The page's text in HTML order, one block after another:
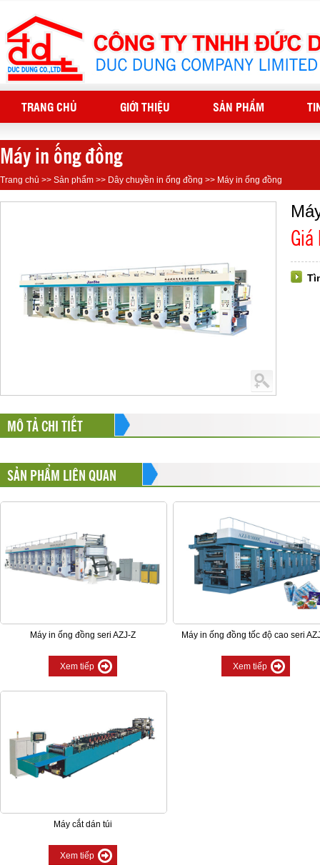
TRANG CHỦ GIỚI THIỆU SẢN PHẨM
Máy in ống đồng
Trang chủ >> Sản phẩm >> Dây chuyền in ống đồng >> Máy in ống đồng
MÔ TẢ CHI TIẾT
SẢN PHẨM LIÊN QUAN
Máy in ống đồng seri AZJ-Z
Xem tiếp
Máy in ống đồng tốc độ cao seri
Xem tiếp
Máy cắt dán túi
Xem tiếp